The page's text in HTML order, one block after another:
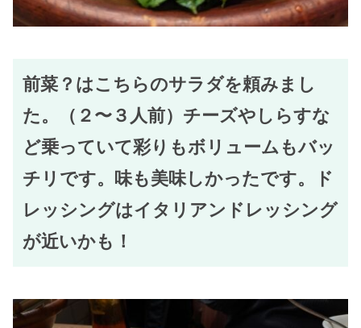
前菜？はこちらのサラダを頼みまし
た。（２〜３人前）チーズやしらすな
ど乗っていて彩りもボリュームもバッ
チリです。味も美味しかったです。ド
レッシングはイタリアンドレッシング
が近いかも！